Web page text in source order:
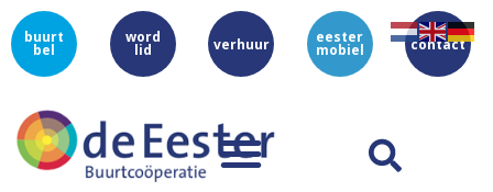
buurt
bel
word
lid verhuur eester
mobiel contact